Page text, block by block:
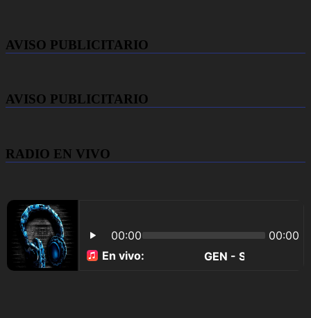
AVISO PUBLICITARIO
AVISO PUBLICITARIO
RADIO EN VIVO